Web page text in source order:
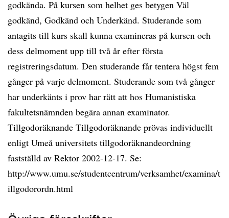
godkända. På kursen som helhet ges betygen Väl
godkänd, Godkänd och Underkänd. Studerande som
antagits till kurs skall kunna examineras på kursen och
dess delmoment upp till två år efter första
registreringsdatum. Den studerande får tentera högst fem
gånger på varje delmoment. Studerande som två gånger
har underkänts i prov har rätt att hos Humanistiska
fakultetsnämnden begära annan examinator.
Tillgodoräknande Tillgodoräknande prövas individuellt
enligt Umeå universitets tillgodoräknandeordning
fastställd av Rektor 2002-12-17. Se:
http://www.umu.se/studentcentrum/verksamhet/examina/t
illgodorordn.html